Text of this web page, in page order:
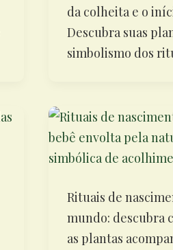
da colheita e o
Descubra suas
simbolismo dos
Rituais de
mundo: descubra
as plantas